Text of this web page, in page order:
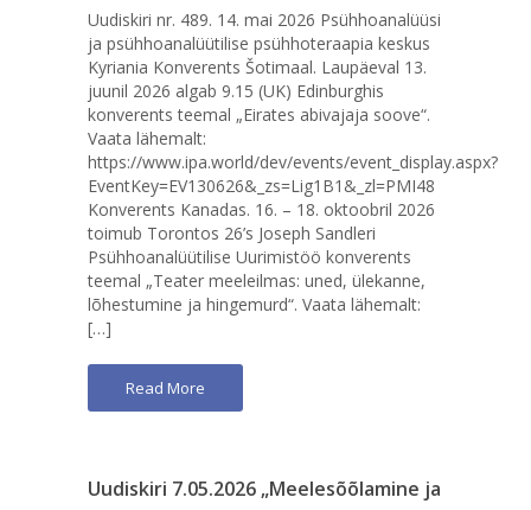
Uudiskiri nr. 489. 14. mai 2026 Psühhoanalüüsi
ja psühhoanalüütilise psühhoteraapia keskus
Kyriania Konverents Šotimaal. Laupäeval 13.
juunil 2026 algab 9.15 (UK) Edinburghis
konverents teemal „Eirates abivajaja soove“.
Vaata lähemalt:
https://www.ipa.world/dev/events/event_display.aspx?
EventKey=EV130626&_zs=Lig1B1&_zl=PMI48
Konverents Kanadas. 16. – 18. oktoobril 2026
toimub Torontos 26’s Joseph Sandleri
Psühhoanalüütilise Uurimistöö konverents
teemal „Teater meeleilmas: uned, ülekanne,
lõhestumine ja hingemurd“. Vaata lähemalt:
[…]
Read More
Uudiskiri 7.05.2026 „Meelesõõlamine ja